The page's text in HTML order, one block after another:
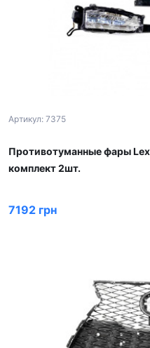
Артикул: 7375
Противотуманные фары
комплект 2шт.
7192 грн